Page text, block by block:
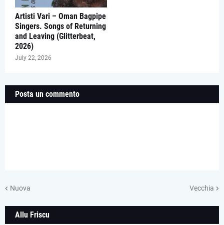
Artisti Vari – Oman Bagpipe
Singers. Songs of Returning
and Leaving (Glitterbeat,
2026)
July 22, 2026
Posta un commento
Nuova Vecchia
Allu Friscu